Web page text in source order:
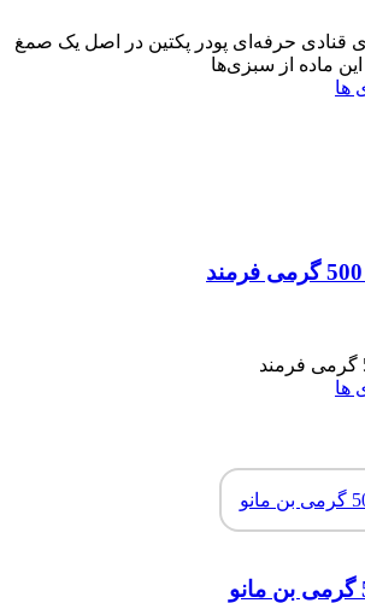
قنادی حرفه‌ای پودر پکتین در اصل یک صمغ
ماده از سبزی‌ها
ها
ها